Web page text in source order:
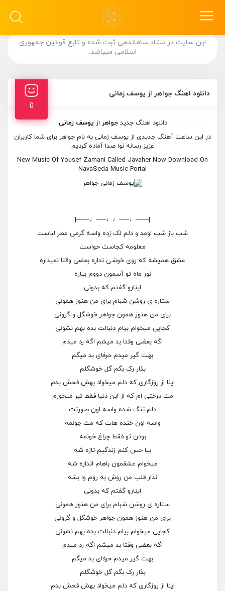
این سایت در ستاد ساماندهی ثبت شده و تابع قوانین جمهوری
اسلامی میباشد.
دانلود اهنگ جواهر از یوسف زمانی
0
دانلود اهنگ جدید جواهر از یوسف زمانی
در این ساعت آهنگ جدیدی از یوسف زمانی به نام جواهر برای شما کاربران
عزیز رسانه نوا صدا آماده کردیم
New Music Of Yousef Zamani Called Javaher Now Download On
NavaSeda Music Portal
|——♩—–♩♩—–♩——|
شب باز شب اومد و دلم لک زده واسه گرمی عطر لباست
معلومه کجاست حواست
عشق همیشه که روی خوشی نداره بعضی وقتا نمیذاره
نور ماه تو آسمون دووم بیاره
اینارو گفتم که بدونی
ستاره ی روشن شبام برای من هنوز همونی
برای من هنوز همون جواهر خوشگل و گرونی
کجایی میخوام بیام دنبالت بده بهم نشونی
اگه بعضی وقتا بد میشم اگه رد میدم
بهت گیر میدم حرفای بد میگم
بذار رک بگم گل خوشگلم
اینا از روزگاری که دلم میخواد بهش فحش بدم
مث درختی ام که از این دنیا فقط تبر میخورم
دلم تنگ شده واسه اون صورتت
واسه اون خنده هات که مث جونمه
بودن تو فقط چراغ خونمه
بیا حس کنم زندگیم تازه شه
میخوام عشقمون باهام اندازه شه
نذار قلب من روش به روم وا بشه
اینارو گفتم که بدونی
ستاره ی روشن شبام برای من هنوز همونی
برای من هنوز همون جواهر خوشگل و گرونی
کجایی میخوام بیام دنبالت بده بهم نشونی
اگه بعضی وقتا بد میشم اگه رد میدم
بهت گیر میدم حرفای بد میگم
بذار رک بگم گل خوشگلم
اینا از روزگاری که دلم میخواد بهش فحش بدم